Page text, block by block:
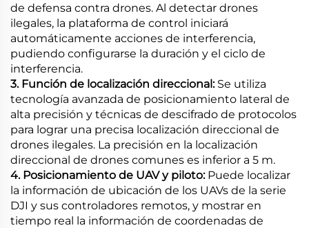
de defensa contra drones. Al detectar drones
ilegales, la plataforma de control iniciará
automáticamente acciones de interferencia,
pudiendo configurarse la duración y el ciclo de
interferencia.
3. Función de localización direccional: Se utiliza
tecnología avanzada de posicionamiento lateral de
alta precisión y técnicas de descifrado de protocolos
para lograr una precisa localización direccional de
drones ilegales. La precisión en la localización
direccional de drones comunes es inferior a 5 m.
4. Posicionamiento de UAV y piloto: Puede localizar
la información de ubicación de los UAVs de la serie
DJI y sus controladores remotos, y mostrar en
tiempo real la información de coordenadas de